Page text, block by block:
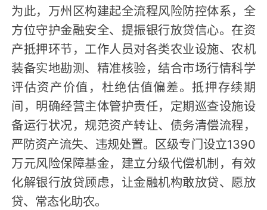
为此，万州区构建起全流程风险防控体系，全
方位守护金融安全、提振银行放贷信心。在资
产抵押环节，工作人员对各类农业设施、农机
装备实地勘测、精准核验，结合市场行情科学
评估资产价值，杜绝估值偏差。抵押存续期
间，明确经营主体管护责任，定期巡查设施设
备运行状况，规范资产转让、债务清偿流程，
严防资产流失、违规处置。区级专门设立1390
万元风险保障基金，建立分级代偿机制，有效
化解银行放贷顾虑，让金融机构敢放贷、愿放
贷、常态化助农。